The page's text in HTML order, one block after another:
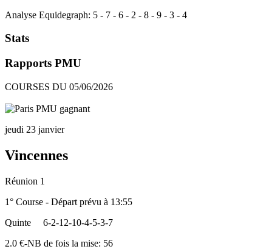
Analyse Equidegraph: 5 - 7 - 6 - 2 - 8 - 9 - 3 - 4
Stats
Rapports PMU
COURSES DU 05/06/2026
jeudi 23 janvier
Vincennes
Réunion 1
1° Course - Départ prévu à 13:55
Quinte
6-2-12-10-4-5-3-7
2.0 €-NB de fois la mise: 56